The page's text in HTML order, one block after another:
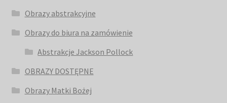
Obrazy abstrakcyjne
Obrazy do biura na zamówienie
Abstrakcje Jackson Pollock
OBRAZY DOSTĘPNE
Obrazy Matki Bożej